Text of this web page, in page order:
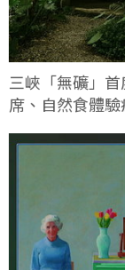
三峽「無礦」
席、自然食體